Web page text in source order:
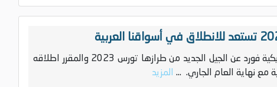
nbsp; كشفت العلامة الأمريكية فورد عن الجيل الجديد من طرازها تورس 2023 والمقرر اطلاقه
مع نهاية العام الجاري. ...
المزيد